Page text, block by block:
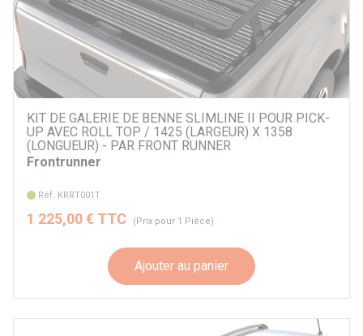
KIT DE GALERIE DE BENNE SLIMLINE II POUR PICK-
UP AVEC ROLL TOP / 1425 (LARGEUR) X 1358
(LONGUEUR) - PAR FRONT RUNNER
Frontrunner
Réf. KRRT001T
1 225,00 € TTC (Prix pour 1 Pièce)
Ajouter au panier